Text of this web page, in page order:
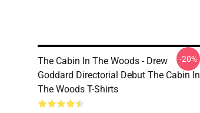
The Cabin In The Woods - Drew
Goddard Directorial Debut The Cabin In
The Woods T-Shirts
-20%